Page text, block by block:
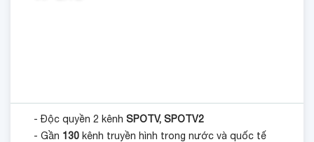
- Độc quyền 2 kênhSPOTV, SPOTV2
- Gần 130 kênh truyền hình trong nước và quốc tế